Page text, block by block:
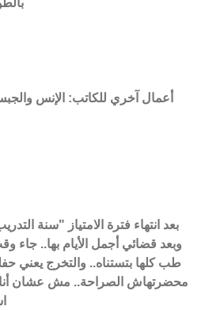
أعمال آخري للكاتب: الإنس
بعد انتهاء فترة الامتياز "سنة
وبعد قضائي أجمل الأيام بها.. جاء
طب كلها بتستناه.. والتخرج يعني
محضرتهاش الصراحة.. مش عشان